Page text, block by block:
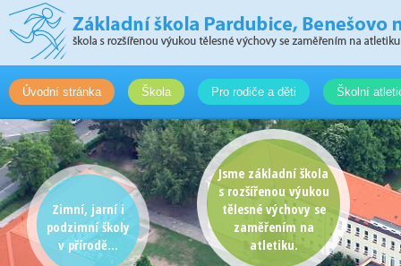
Úvodní stránka Škola Pro rodiče a děti Školní
Zimní, jarní i
podzimní školy
v přírodě...
Jsme základní škola
s rozšířenou výukou
tělesné výchovy se
zaměřením na
atletiku.